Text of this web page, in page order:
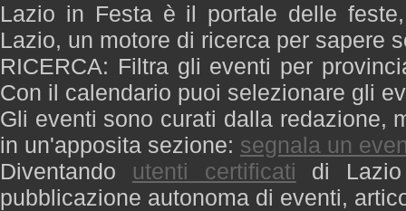
Lazio in Festa è il portale delle
Lazio, un motore di ricerca per sapere
RICERCA: Filtra gli eventi per
Con il calendario puoi selezionare gli
Gli eventi sono curati dalla redazione,
in un'apposita sezione: segnala un
Diventando utenti certificati di
pubblicazione autonoma di eventi,